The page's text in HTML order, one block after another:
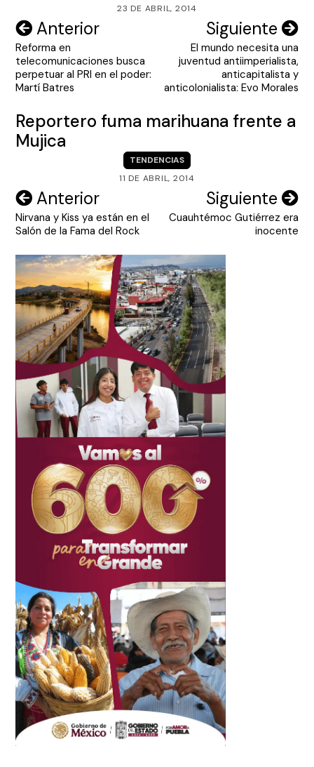
23 DE ABRIL, 2014
Navegación
de
entradas
Anterior
Reforma en
telecomunicaciones busca
perpetuar al PRI en el poder:
Martí Batres
Siguiente
El mundo necesita una
juventud antiimperialista,
anticapitalista y
anticolonialista: Evo Morales
Reportero fuma marihuana frente a
Mujica
TENDENCIAS
11 DE ABRIL, 2014
Navegación
de
Anterior
Nirvana y Kiss ya están en el
Salón de la Fama del Rock
Siguiente
Cuauhtémoc Gutiérrez era
inocente